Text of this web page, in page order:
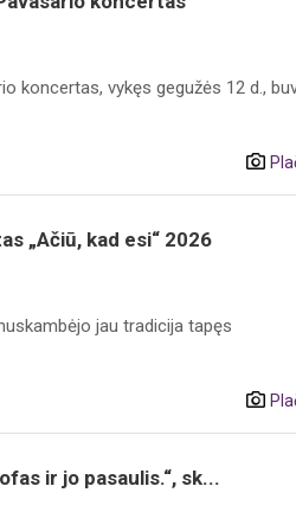
koncertas, vykęs gegužės 12 d.,
„Ačiū, kad esi“ 2026
jau tradicija tapęs
ir jo pasaulis.“, sk...